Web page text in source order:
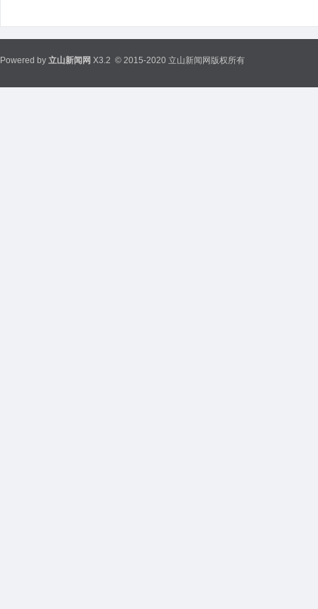
Powered by 立山新闻网 X3.2 © 2015-2020 立山新闻网版权所有